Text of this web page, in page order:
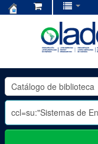
OLADE
-